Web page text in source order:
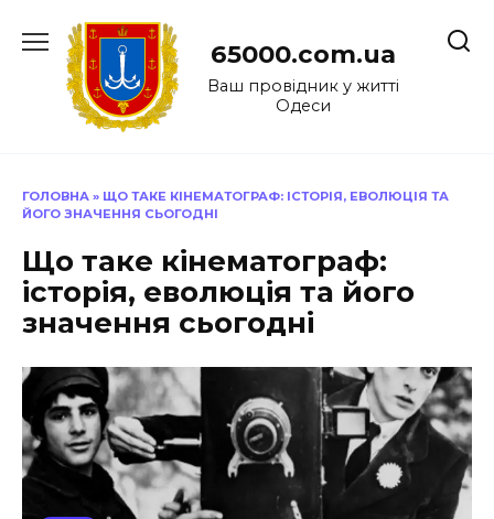
до
65000.com.ua
Ваш провідник у житті
Одеси
ГОЛОВНА » ЩО ТАКЕ КІНЕМАТОГРАФ: ІСТОРІЯ, ЕВОЛЮЦІЯ ТА
ЙОГО ЗНАЧЕННЯ СЬОГОДНІ
Що таке кінематограф:
історія, еволюція та його
значення сьогодні